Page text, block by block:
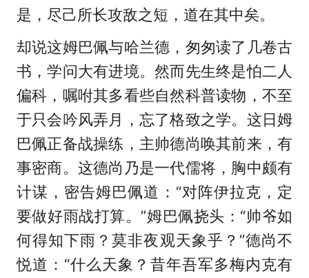
是，尽己所长攻敌之短，道在其中矣。
却说这姆巴佩与哈兰德，匆匆读了几卷古
书，学问大有进境。然而先生终是怕二人
偏科，嘱咐其多看些自然科普读物，不至
于只会吟风弄月，忘了格致之学。这日姆
巴佩正备战操练，主帅德尚唤其前来，有
事密商。这德尚乃是一代儒将，胸中颇有
计谋，密告姆巴佩道：“对阵伊拉克，定
要做好雨战打算。”姆巴佩挠头：“帅爷如
何得知下雨？莫非夜观天象乎？”德尚不
悦道：“什么天象？昔年吾军多梅内克有